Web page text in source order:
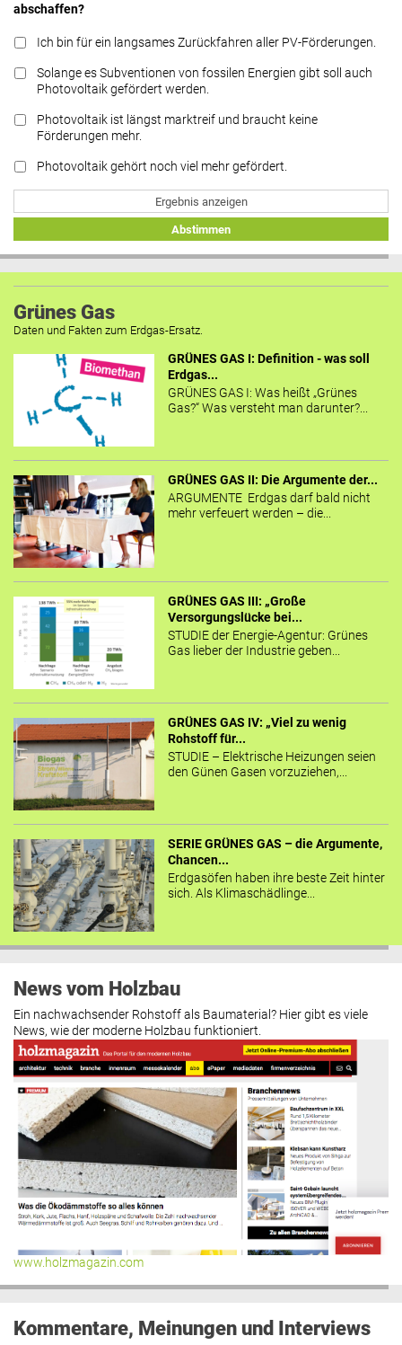
abschaffen?
Ich bin für ein langsames Zurückfahren aller PV-Förderungen.
Solange es Subventionen von fossilen Energien gibt soll auch
Photovoltaik gefördert werden.
Photovoltaik ist längst marktreif und braucht keine
Förderungen mehr.
Photovoltaik gehört noch viel mehr gefördert.
Ergebnis anzeigen
Abstimmen
Grünes Gas
Daten und Fakten zum Erdgas-Ersatz.
GRÜNES GAS I: Definition - was soll
Erdgas...
GRÜNES GAS I: Was heißt „Grünes
Gas?“ Was versteht man darunter?...
GRÜNES GAS II: Die Argumente der...
ARGUMENTE Erdgas darf bald nicht
mehr verfeuert werden – die...
GRÜNES GAS III: „Große
Versorgungslücke bei...
STUDIE der Energie-Agentur: Grünes
Gas lieber der Industrie geben...
GRÜNES GAS IV: „Viel zu wenig
Rohstoff für...
STUDIE – Elektrische Heizungen seien
den Günen Gasen vorzuziehen,...
SERIE GRÜNES GAS – die Argumente,
Chancen...
Erdgasöfen haben ihre beste Zeit hinter
sich. Als Klimaschädlinge...
News vom Holzbau
Ein nachwachsender Rohstoff als Baumaterial? Hier gibt es viele
News, wie der moderne Holzbau funktioniert.
www.holzmagazin.com
Kommentare, Meinungen und Interviews